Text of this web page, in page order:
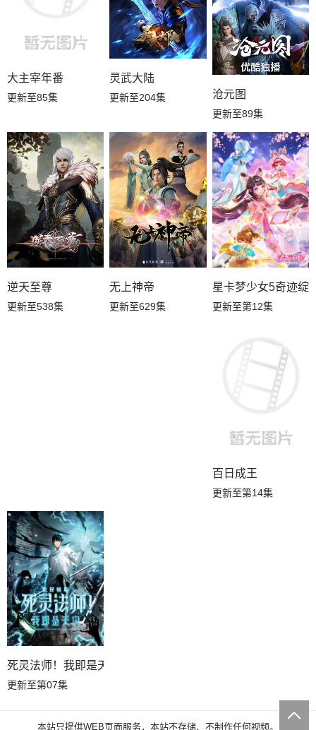
大主宰年番
更新至85集
灵武大陆
更新至204集 沧元图
更新至89集
逆天至尊
更新至538集
无上神帝
更新至629集
星卡梦少女5奇迹绽
更新至第12集
百日成王
更新至第14集
死灵法师！我即是天灾
更新至第07集
本站只提供WEB页面服务，本站不存储、不制作任何视频。